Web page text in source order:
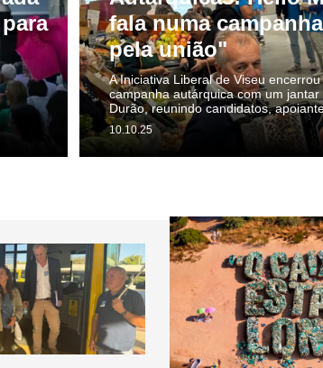
fala numa
pela união"
10.10.25
A Iniciativa Liberal de Viseu
campanha autárquica com um jantar
Durão, reunindo candidatos,